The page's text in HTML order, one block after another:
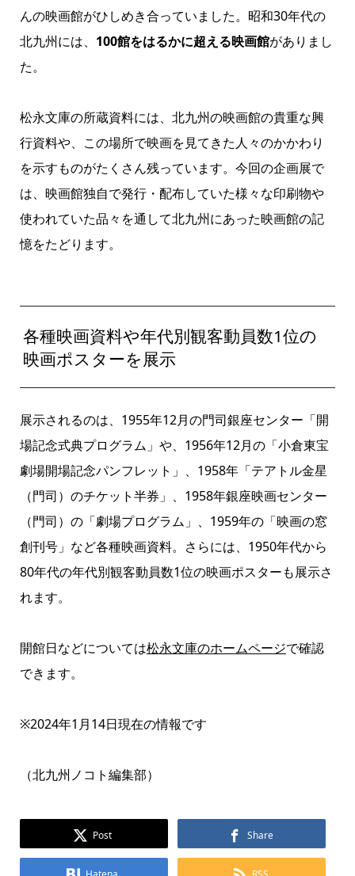
んの映画館がひしめき合っていました。昭和30年代の
北九州には、 100館をはるかに超える映画館がありまし
た。
松永文庫の所蔵資料には、北九州の映画館の貴重な興
行資料や、この場所で映画を見てきた人々のかかわり
を示すものがたくさん残っています。今回の企画展で
は、映画館独自で発行・配布していた様々な印刷物や
使われていた品々を通して北九州にあった映画館の記
憶をたどります。
各種映画資料や年代別観客動員数1位の
映画ポスターを展示
展示されるのは、1955年12月の門司銀座センター「開
場記念式典プログラム」や、1956年12月の「小倉東宝
劇場開場記念パンフレット」、1958年「テアトル金星
（門司）のチケット半券」、1958年銀座映画センター
（門司）の「劇場プログラム」、1959年の「映画の窓
創刊号」など各種映画資料。さらには、1950年代から
80年代の年代別観客動員数1位の映画ポスターも展示さ
れます。
開館日などについては松永文庫のホームページで確認
できます。
※2024年1月14日現在の情報です
（北九州ノコト編集部）
Post Share